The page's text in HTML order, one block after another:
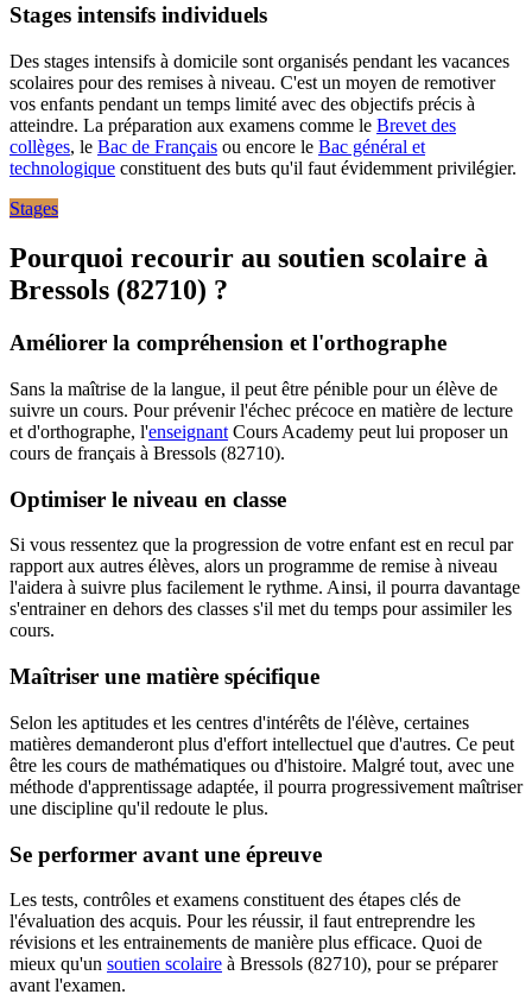
Stages intensifs individuels
Des stages intensifs à domicile sont organisés pendant les vacances
scolaires pour des remises à niveau. C'est un moyen de remotiver
vos enfants pendant un temps limité avec des objectifs précis à
atteindre. La préparation aux examens comme le Brevet des
collèges, le Bac de Français ou encore le Bac général et
technologique constituent des buts qu'il faut évidemment privilégier.
Stages
Pourquoi recourir au soutien scolaire à
Bressols (82710) ?
Améliorer la compréhension et l'orthographe
Sans la maîtrise de la langue, il peut être pénible pour un élève de
suivre un cours. Pour prévenir l'échec précoce en matière de lecture
et d'orthographe, l'enseignant Cours Academy peut lui proposer un
cours de français à Bressols (82710).
Optimiser le niveau en classe
Si vous ressentez que la progression de votre enfant est en recul par
rapport aux autres élèves, alors un programme de remise à niveau
l'aidera à suivre plus facilement le rythme. Ainsi, il pourra davantage
s'entrainer en dehors des classes s'il met du temps pour assimiler les
cours.
Maîtriser une matière spécifique
Selon les aptitudes et les centres d'intérêts de l'élève, certaines
matières demanderont plus d'effort intellectuel que d'autres. Ce peut
être les cours de mathématiques ou d'histoire. Malgré tout, avec une
méthode d'apprentissage adaptée, il pourra progressivement maîtriser
une discipline qu'il redoute le plus.
Se performer avant une épreuve
Les tests, contrôles et examens constituent des étapes clés de
l'évaluation des acquis. Pour les réussir, il faut entreprendre les
révisions et les entrainements de manière plus efficace. Quoi de
mieux qu'un soutien scolaire à Bressols (82710), pour se préparer
avant l'examen.